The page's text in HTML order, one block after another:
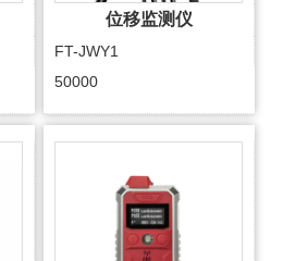
位移监测仪
FT-JWY1
50000